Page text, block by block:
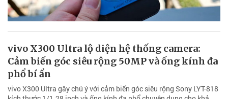
vivo X300 Ultra lộ diện hệ thống camera:
Cảm biến góc siêu rộng 50MP và ống kính đa
phổ bí ẩn
vivo X300 Ultra gây chú ý với cảm biến góc siêu rộng Sony LYT-818